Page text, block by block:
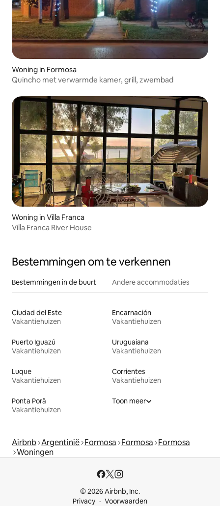
Woning in Formosa
Quincho met verwarmde kamer, grill, zwembad
Woning in Villa Franca
Villa Franca River House
Bestemmingen om te verkennen
Bestemmingen in de buurt Andere accommodaties
Ciudad del Este
Vakantiehuizen
Encarnación
Vakantiehuizen
Puerto Iguazú
Vakantiehuizen
Uruguaiana
Vakantiehuizen
Luque
Vakantiehuizen
Corrientes
Vakantiehuizen
Ponta Porã
Vakantiehuizen
Toon meer
Airbnb Argentinië Formosa Formosa Formosa
Woningen
© 2026 Airbnb, Inc.
Privacy
Voorwaarden